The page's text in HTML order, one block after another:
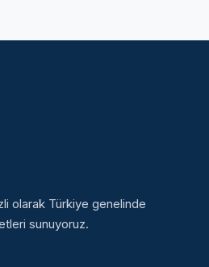
olarak Türkiye genelinde
sunuyoruz.